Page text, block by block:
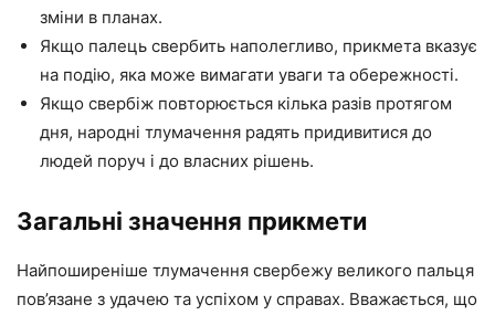
зміни в планах.
Якщо палець свербить наполегливо, прикмета вказує
на подію, яка може вимагати уваги та обережності.
Якщо свербіж повторюється кілька разів протягом
дня, народні тлумачення радять придивитися до
людей поруч і до власних рішень.
Загальні значення прикмети
Найпоширеніше тлумачення свербежу великого пальця
пов’язане з удачею та успіхом у справах. Вважається, що